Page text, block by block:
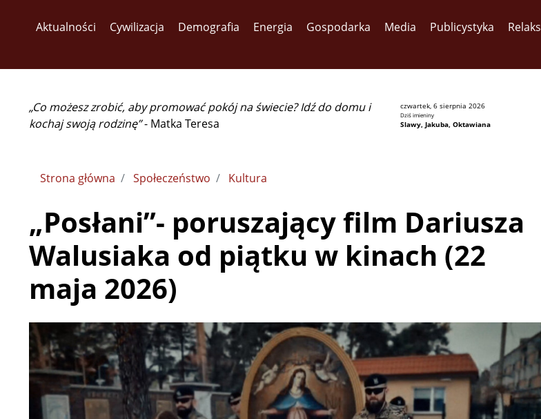
Aktualności Cywilizacja Demografia Energia Gospodarka Media Publicystyka Relaks
„Co możesz zrobić, aby promować pokój na świecie? Idź do domu i
kochaj swoją rodzinę”- Matka Teresa
czwartek, 6 sierpnia 2026
Dziś imieniny
Slawy, Jakuba, Oktawiana
Strona główna Społeczeństwo Kultura
„Posłani”- poruszający film Dariusza
Walusiaka od piątku w kinach (22
maja 2026)